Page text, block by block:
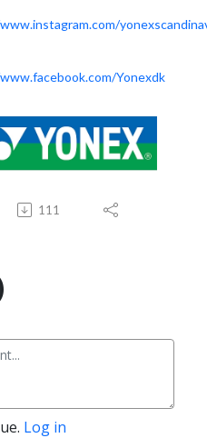
Yonexdk
111
Log in